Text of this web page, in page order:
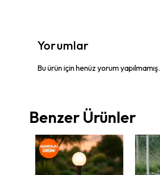
Yorumlar
Bu ürün için henüz yorum yapılmamış.
Benzer Ürünler